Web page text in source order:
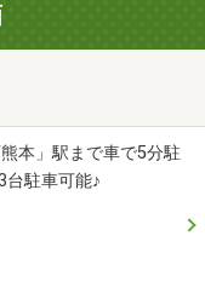
、お早目にご連絡
。
ももちろん可能で
ださい。
本」駅まで車で5分駐
台駐車可能♪